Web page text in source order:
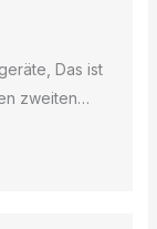
Das ist
zweiten…